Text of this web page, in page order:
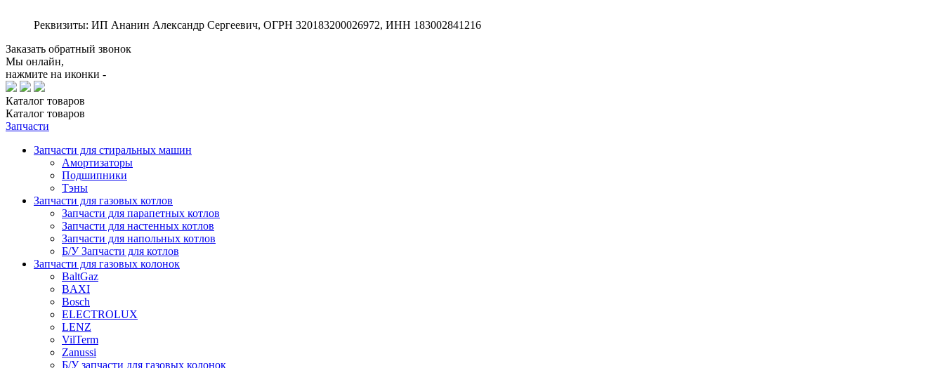
Реквизиты: ИП Ананин Александр Сергеевич, ОГРН 320183200026972, ИНН 183002841216
Заказать обратный звонок
Мы онлайн,
нажмите на иконки -
Каталог товаров
Каталог товаров
Запчасти
Запчасти для стиральных машин
Амортизаторы
Подшипники
Тэны
Запчасти для газовых котлов
Запчасти для парапетных котлов
Запчасти для настенных котлов
Запчасти для напольных котлов
Б/У Запчасти для котлов
Запчасти для газовых колонок
BaltGaz
BAXI
Bosch
ELECTROLUX
LENZ
VilTerm
Zanussi
Б/У запчасти для газовых колонок